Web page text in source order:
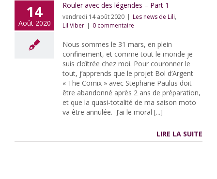
14
Août 2020
Rouler avec des légendes – Part 1
vendredi 14 août 2020 | Les news de Lili,
Lil'Viber | 0 commentaire
Nous sommes le 31 mars, en plein
confinement, et comme tout le monde je
suis cloîtrée chez moi. Pour couronner le
tout, j’apprends que le projet Bol d’Argent
« The Comix » avec Stephane Paulus doit
être abandonné après 2 ans de préparation,
et que la quasi-totalité de ma saison moto
va être annulée. J’ai le moral [...]
LIRE LA SUITE